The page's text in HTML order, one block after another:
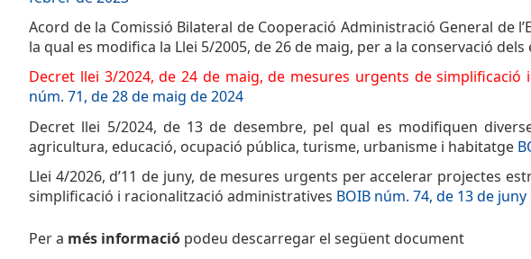
Acord de la Comissió Bilateral de Cooperació Administració General de
la qual es modifica la Llei 5/2005, de 26 de maig, per a la conservació
Decret llei 3/2024, de 24 de maig, de mesures urgents de
núm. 71, de 28 de maig de 2024
Decret llei 5/2024, de 13 de desembre, pel qual es modifiquen
agricultura, educació, ocupació pública, turisme, urbanisme i habitatge
Llei 4/2026, d’11 de juny, de mesures urgents per accelerar projectes
simplificació i racionalització administratives BOIB núm. 74, de 13 de juny
Per a més informació podeu descarregar el següent document